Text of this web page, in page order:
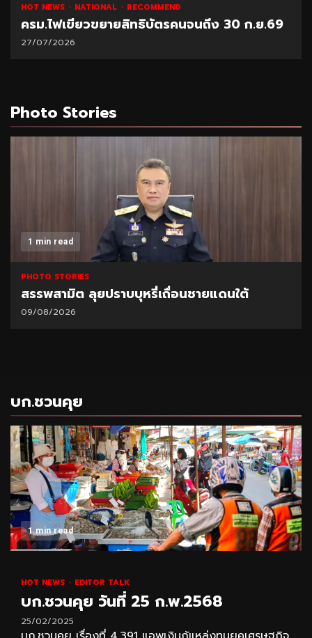
HOT NEWS NATIONAL RECOMMEND
ครม.ไฟเขียวขยายสิทธิบัตรคนจนถึง 30 ก.ย.69
27/07/2026
Photo Stories
1 min read
PHOTO STORIES
สรรพสามิต ลุยปราบบุหรี่เถื่อนชายแดนใต้
09/08/2026
บก.ชวนคุย
1 min read
HOT NEWS EDITOR TALK
บก.ชวนคุย วันที่ 25 ก.พ.2568
25/02/2025